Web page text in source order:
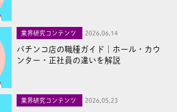
業界研究コンテンツ 2026,06,14
パチンコ店の職種ガイド｜ホール・カウ
ンター・正社員の違いを解説
業界研究コンテンツ 2026,05,23